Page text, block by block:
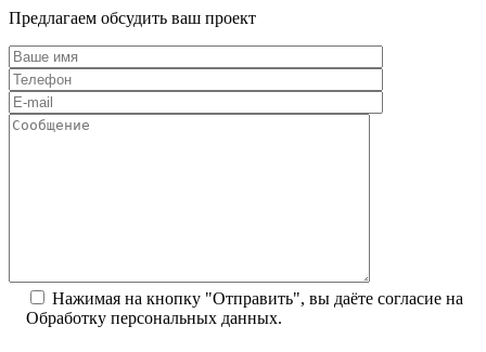
Предлагаем обсудить ваш проект
Нажимая на кнопку "Отправить", вы даёте согласие на
Обработку персональных данных.